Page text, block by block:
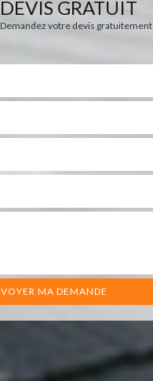
DEVIS GRATUIT
Demandez votre devis gratuitement